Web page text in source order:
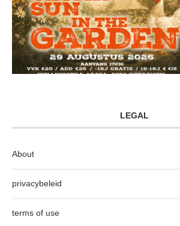
LEGAL
About
privacybeleid
terms of use